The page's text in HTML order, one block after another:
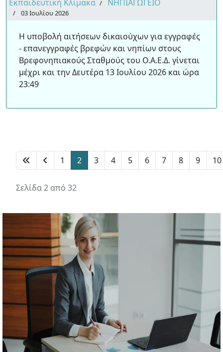
Εκπαιδευτική Κλίμακα ΝΗΠΙΑΓΩΓΕΙΟ
03 Ιουλίου 2026
Η υποβολή αιτήσεων δικαιούχων για εγγραφές
- επανεγγραφές βρεφών και νηπίων στους
Βρεφονηπιακούς Σταθμούς του Ο.Α.Ε.Δ. γίνεται
μέχρι και την Δευτέρα 13 Ιουλίου 2026 και ώρα
23:49
1 2 3 4 5 6 7 8 9 10
Σελίδα 2 από 32